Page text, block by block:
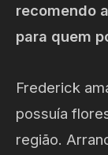
recomendo
para quem
Frederick
possuía
região.